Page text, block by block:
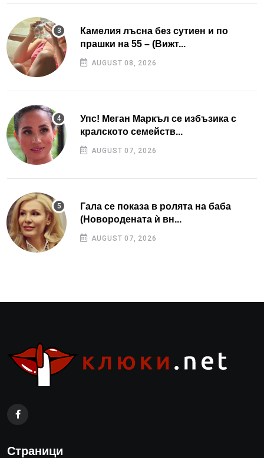
Камелия лъсна без сутиен и по
прашки на 55 – (Вижт...
AUGUST 08, 2026
Упс! Меган Маркъл се избъзика с
кралското семейств...
AUGUST 07, 2026
Гала се показа в ролята на баба
(Новородената ѝ вн...
AUGUST 07, 2026
Страници